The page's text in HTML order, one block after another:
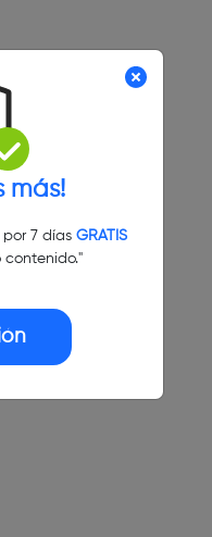
más!
7 días GRATIS
contenido."